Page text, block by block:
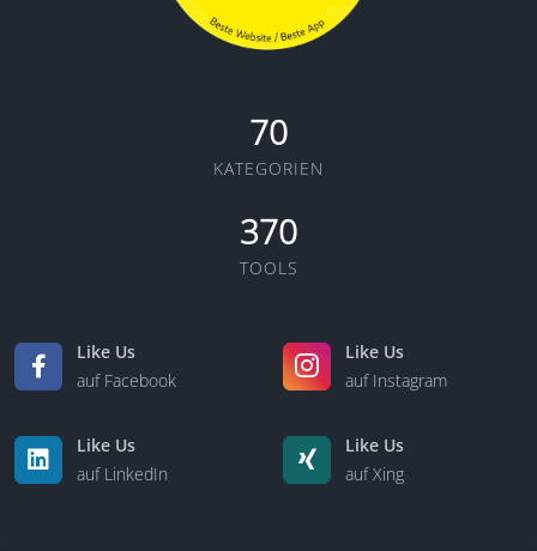
70
KATEGORIEN
370
TOOLS
Like Us
auf Facebook
Like Us
auf Instagram
Like Us
auf LinkedIn
Like Us
auf Xing